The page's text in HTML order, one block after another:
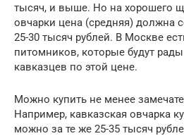
тысяч, и выше. Но на хорошего
овчарки цена (средняя) должна
25-30 тысяч рублей. В Москве
питомников, которые будут
кавказцев по этой цене.
Можно купить не менее
Например, кавказская овчарка
можно за те же 25-35 тысяч